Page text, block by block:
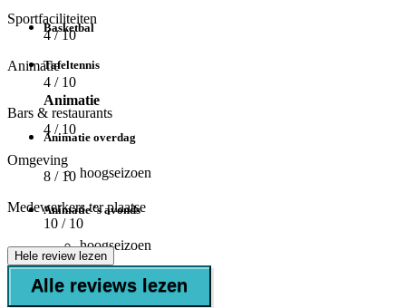
Basketbal
Tafeltennis
Animatie
Animatie overdag
hoogseizoen
Animatie 's avonds
hoogseizoen
Miniclub
Sportfaciliteiten
4/ 10
Animatie
4 / 10
Bars & restaurants
4 / 10
Omgeving
8 / 10
Medewerkers ter plaatse
10 / 10
Hele review lezen
Alle reviews lezen